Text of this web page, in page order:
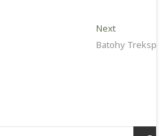
NextNext
post:
Batohy